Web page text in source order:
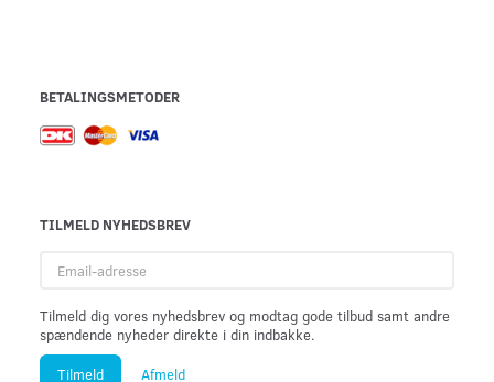
BETALINGSMETODER
TILMELD NYHEDSBREV
adresse
Tilmeld dig vores nyhedsbrev og modtag gode tilbud samt andre
spændende nyheder direkte i din indbakke.
Tilmeld Afmeld